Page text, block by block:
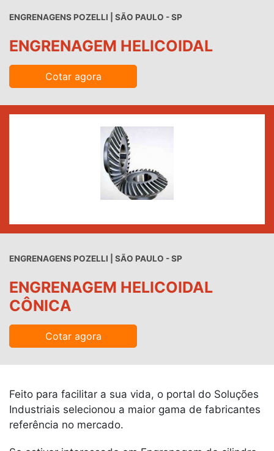
ENGRENAGENS POZELLI | SÃO PAULO - SP
ENGRENAGEM HELICOIDAL
Cotar agora
ENGRENAGENS POZELLI | SÃO PAULO - SP
ENGRENAGEM HELICOIDAL
CÔNICA
Cotar agora
Feito para facilitar a sua vida, o portal do Soluções
Industriais selecionou a maior gama de fabricantes
referência no mercado.